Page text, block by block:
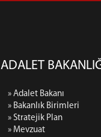
ADALET
» Adalet Bakanı
» Bakanlık Birimleri
» Stratejik Plan
» Mevzuat